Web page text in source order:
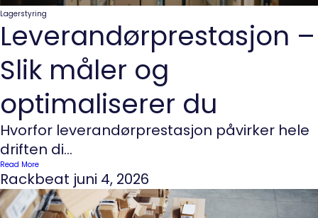
Lagerstyring
Leverandørprestasjon –
Slik måler og
optimaliserer du
Hvorfor leverandørprestasjon påvirker hele
driften di...
Read More
Rackbeat juni 4, 2026